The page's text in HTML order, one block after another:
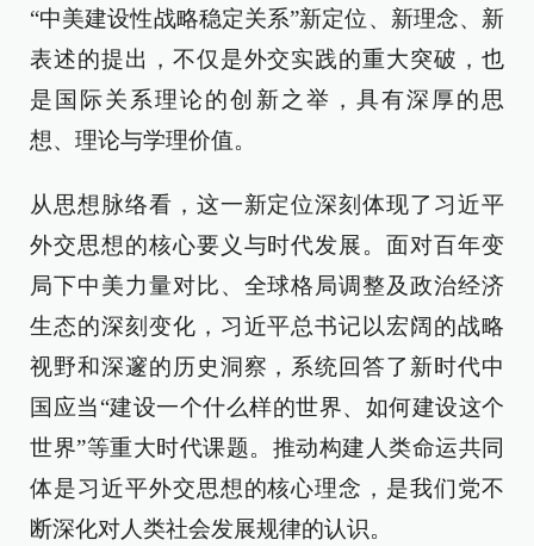
“中美建设性战略稳定关系”新定位、新理念、新
表述的提出，不仅是外交实践的重大突破，也
是国际关系理论的创新之举，具有深厚的思
想、理论与学理价值。
从思想脉络看，这一新定位深刻体现了习近平
外交思想的核心要义与时代发展。面对百年变
局下中美力量对比、全球格局调整及政治经济
生态的深刻变化，习近平总书记以宏阔的战略
视野和深邃的历史洞察，系统回答了新时代中
国应当“建设一个什么样的世界、如何建设这个
世界”等重大时代课题。推动构建人类命运共同
体是习近平外交思想的核心理念，是我们党不
断深化对人类社会发展规律的认识。